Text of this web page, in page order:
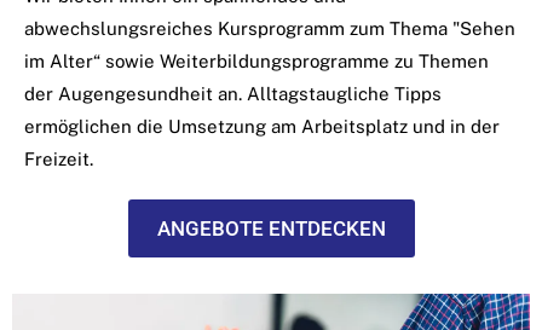
abwechslungsreiches Kursprogramm zum Thema "Sehen
im Alter“ sowie Weiterbildungsprogramme zu Themen
der Augengesundheit an. Alltagstaugliche Tipps
ermöglichen die Umsetzung am Arbeitsplatz und in der
Freizeit.
ANGEBOTE ENTDECKEN